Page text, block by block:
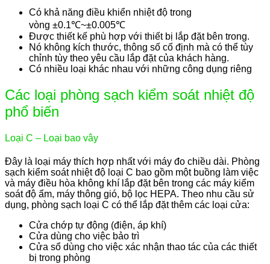
Có khả năng điều khiển nhiệt độ trong
vòng ±0.1℃~±0.005℃
Được thiết kế phù hợp với thiết bị lắp đặt bên trong.
Nó không kích thước, thông số cố định mà có thể tùy
chỉnh tùy theo yêu cầu lắp đặt của khách hàng.
Có nhiều loại khác nhau với những công dụng riêng
Các loại phòng sạch kiểm soát nhiệt độ
phổ biến
Loại C – Loại bao vây
Đây là loại máy thích hợp nhất với máy đo chiều dài. Phòng
sạch kiểm soát nhiệt độ loại C bao gồm một buồng làm việc
và máy điều hòa không khí lắp đặt bên trong các máy kiểm
soát độ ẩm, máy thông gió, bộ lọc HEPA. Theo nhu cầu sử
dụng, phòng sạch loại C có thể lắp đặt thêm các loại cửa:
Cửa chớp tự động (điện, áp khí)
Cửa dùng cho việc bảo trì
Cửa sổ dùng cho việc xác nhận thao tác của các thiết
bị trong phòng